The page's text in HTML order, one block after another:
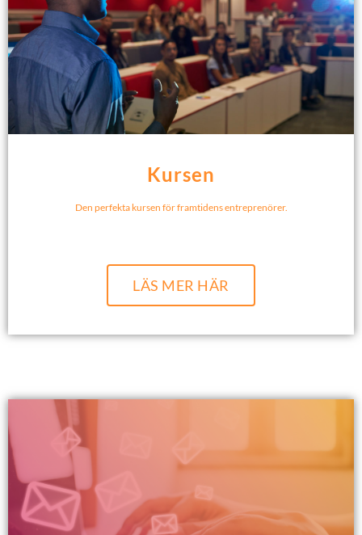
Kursen
Den perfekta kursen för framtidens entreprenörer.
LÄS MER HÄR